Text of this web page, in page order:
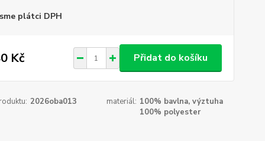
plátci DPH
Kč Přidat do košíku
2026oba013 materiál: 100% bavlna, výztuha
100% polyester